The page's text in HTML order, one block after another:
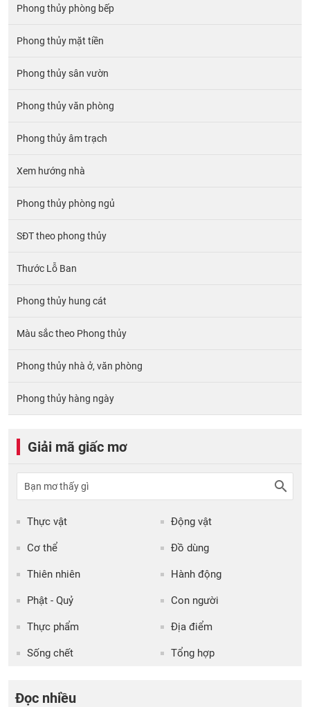
Phong thủy phòng bếp
Phong thủy mặt tiền
Phong thủy sân vườn
Phong thủy văn phòng
Phong thủy âm trạch
Xem hướng nhà
Phong thủy phòng ngủ
SĐT theo phong thủy
Thước Lỗ Ban
Phong thủy hung cát
Màu sắc theo Phong thủy
Phong thủy nhà ở, văn phòng
Phong thủy hàng ngày
Giải mã giấc mơ
Thực vật Động vật
Cơ thể Đồ dùng
Thiên nhiên Hành động
Phật - Quỷ Con người
Thực phẩm Địa điểm
Sống chết Tổng hợp
Đọc nhiều